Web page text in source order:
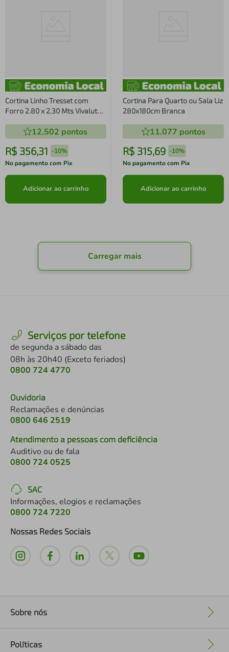
Cortina Linho Tresset com
Forro 2.80 x 2.30 Mts Vivalutex
12.502 pontos
R$ 356,31 -10%
No pagamento com Pix
Adicionar ao carrinho
Cortina Para Quarto ou Sala Liz
280x180cm Branca
11.077 pontos
R$ 315,69 -10%
No pagamento com Pix
Adicionar ao carrinho
Carregar mais
Serviços por telefone
de segunda a sábado das
08h às 20h40 (Exceto feriados)
0800 724 4770
Ouvidoria
Reclamações e denúncias
0800 646 2519
Atendimento a pessoas com deficiência
Auditivo ou de fala
0800 724 0525
SAC
Informações, elogios e reclamações
0800 724 7220
Nossas Redes Sociais
Sobre nós
Políticas